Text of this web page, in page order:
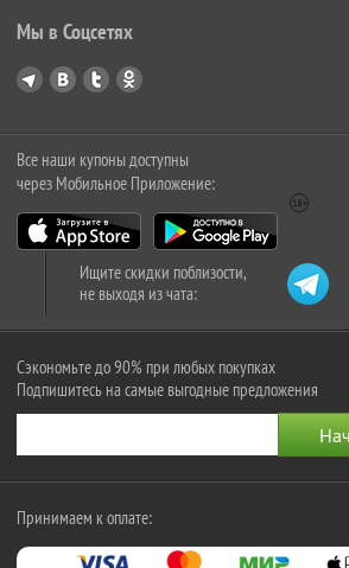
Мы в Соцсетях
Все наши купоны доступны
через Мобильное Приложение:
Ищите скидки поблизости,
не выходя из чата:
Сэкономьте до 90% при любых покупках
Подпишитесь на самые выгодные предложения
Принимаем к оплате: